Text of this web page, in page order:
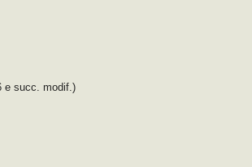
e succ. modif.)